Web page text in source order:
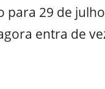
para 29 de
entra de